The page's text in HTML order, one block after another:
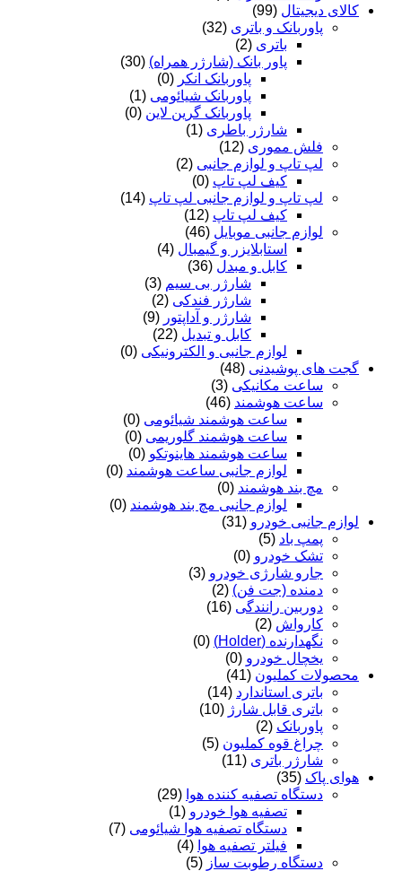
کالای دیجیتال (99)
پاوربانک و باتری (32)
باتری (2)
پاور بانک (شارژر همراه) (30)
پاوربانک انکر (0)
پاوربانک شیائومی (1)
پاوربانک گرین لاین (0)
شارژر باطری (1)
فلش مموری (12)
لپ تاپ و لوازم جانبی (2)
کیف لپ تاپ (0)
لپ تاپ و لوازم جانبی لپ تاپ (14)
کیف لپ تاپ (12)
لوازم جانبی موبایل (46)
استابلایزر و گیمبال (4)
کابل و مبدل (36)
شارژر بی سیم (3)
شارژر فندکی (2)
شارژر و آداپتور (9)
کابل و تبدیل (22)
لوازم جانبی و الکترونیکی (0)
گجت های پوشیدنی (48)
ساعت مکانیکی (3)
ساعت هوشمند (46)
ساعت هوشمند شیائومی (0)
ساعت هوشمند گلوریمی (0)
ساعت هوشمند هاینوتکو (0)
لوازم جانبی ساعت هوشمند (0)
مچ بند هوشمند (0)
لوازم جانبی مچ بند هوشمند (0)
لوازم جانبی خودرو (31)
پمپ باد (5)
تشک خودرو (0)
جارو شارژی خودرو (3)
دمنده (جت فن) (2)
دوربین رانندگی (16)
کارواش (2)
نگهدارنده (Holder)
(0)
یخچال خودرو (0)
محصولات کملیون (41)
باتری استاندارد (14)
باتری قابل شارژ (10)
پاوربانک (2)
چراغ قوه کملیون (5)
شارژر باتری (11)
هوای پاک (35)
دستگاه تصفیه کننده هوا (29)
تصفیه هوا خودرو (1)
دستگاه تصفیه هوا شیائومی (7)
فیلتر تصفیه هوا (4)
دستگاه رطوبت ساز (5)